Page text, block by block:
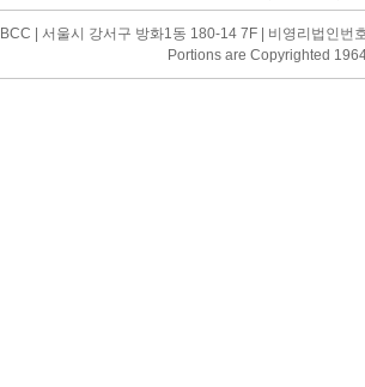
BCC | 서울시 강서구 방화1동 180-14 7F | 비영리법인
Portions are Copyrighted